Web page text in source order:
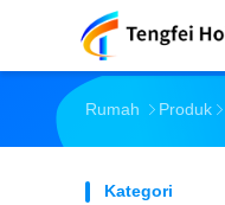
Rumah Produk
Kategori